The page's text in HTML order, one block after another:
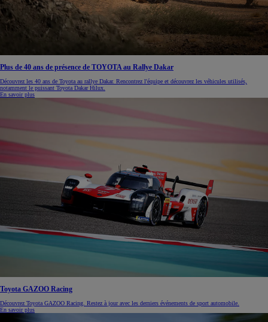
Plus de 40 ans de présence de TOYOTA au Rallye Dakar
Découvrez les 40 ans de Toyota au rallye Dakar. Rencontrez l'équipe et découvrez les véhicules utilisés,
notamment le puissant Toyota Dakar Hilux.
En savoir plus
Toyota GAZOO Racing
Découvrez Toyota GAZOO Racing. Restez à jour avec les derniers événements de sport automobile.
En savoir plus